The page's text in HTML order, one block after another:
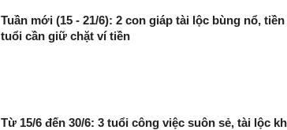
Tuần mới (15 - 21/6): 2 con giáp tài lộc bùng nổ,
tuổi cần giữ chặt ví tiền
Từ 15/6 đến 30/6: 3 tuổi công việc suôn sẻ, tài lộc